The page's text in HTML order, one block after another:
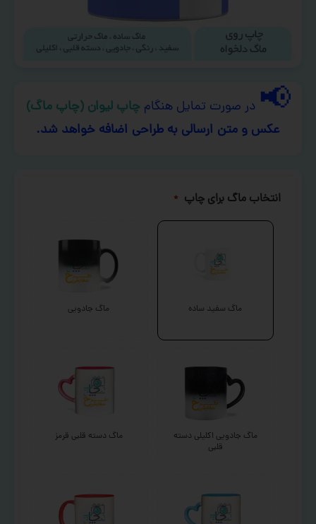
📢 در صورت تمایل هنگام چاپ لیوان (چاپ ماگ)
عکس و متن ارسالی به طراحی اضافه خواهد شد.
انتخاب ماگ برای چاپ *
ماگ سفید ساده ماگ جادویی
ماگ جادویی اکلیلی دسته
قلبی
ماگ دسته قلبی قرمز